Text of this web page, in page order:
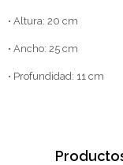
• Altura: 20 cm
• Ancho: 25 cm
• Profundidad: 11 cm